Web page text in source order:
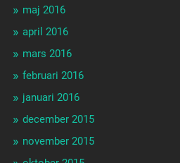
maj 2016
april 2016
mars 2016
februari 2016
januari 2016
december 2015
november 2015